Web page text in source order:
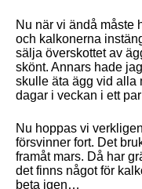
Nu när vi ändå måste
och kalkonerna
sälja överskottet av
skönt. Annars hade
skulle äta ägg vid alla
dagar i veckan i ett
Nu hoppas vi
försvinner fort. Det
framåt mars. Då har
det finns något för
beta igen…